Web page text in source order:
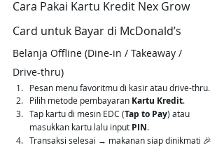
Cara Pakai Kartu Kredit Nex Grow
Card untuk Bayar di McDonald’s
Belanja Offline (Dine-in / Takeaway /
Drive-thru)
Pesan menu favoritmu di kasir atau drive-thru.
Pilih metode pembayaran Kartu Kredit.
Tap kartu di mesin EDC (Tap to Pay) atau
masukkan kartu lalu input PIN.
Transaksi selesai → makanan siap dinikmati 🎉